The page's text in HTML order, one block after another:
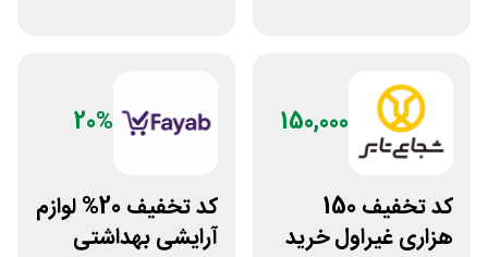
150,000
کد تخفیف 150
هزاری غیراول خرید
20%
کد تخفیف 20% لوازم
آرایشی بهداشتی